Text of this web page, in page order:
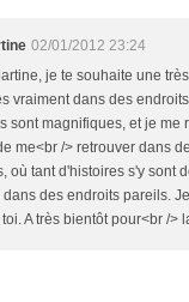
02/01/2012 23:24
je te souhaite une
vraiment dans des
sont magnifiques, et je me
me<br /> retrouver dans
où tant d'histoires s'y sont
des endroits pareils.
A très bientôt pour<br />